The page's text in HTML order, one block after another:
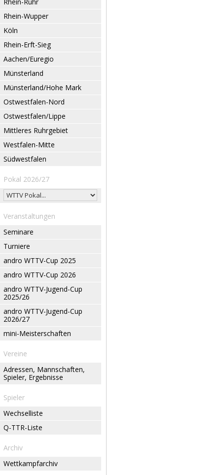
Rhein-Wupper
Köln
Rhein-Erft-Sieg
Aachen/Euregio
Münsterland
Münsterland/Hohe Mark
Ostwestfalen-Nord
Ostwestfalen/Lippe
Mittleres Ruhrgebiet
Westfalen-Mitte
Südwestfalen
Pokal 2026/27
Veranstaltungen
Seminare
Turniere
andro WTTV-Cup 2025
andro WTTV-Cup 2026
andro WTTV-Jugend-Cup
2025/26
andro WTTV-Jugend-Cup
2026/27
mini-Meisterschaften
Vereine
Adressen, Mannschaften,
Spieler, Ergebnisse
Spieler
Wechselliste
Q-TTR-Liste
Archiv
Wettkampfarchiv